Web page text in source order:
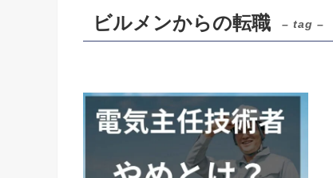
ビルメンからの転職 – tag –